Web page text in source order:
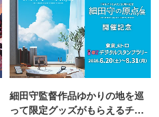
細田守監督作品ゆかりの地を巡
って限定グッズがもらえるチャ